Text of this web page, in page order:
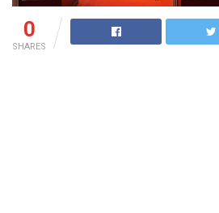
0
SHARES